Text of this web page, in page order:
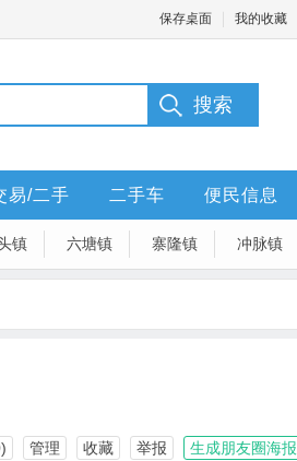
保存桌面 我的收藏
易/二手 二手车 便民信息
镇 六塘镇 寨隆镇 冲脉镇
管理 收藏 举报 生成朋友圈海报